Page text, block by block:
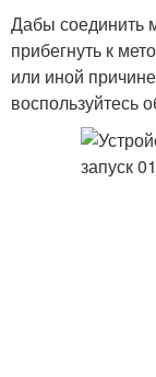
Дабы соединить
прибегнуть к
или иной
воспользуйтесь